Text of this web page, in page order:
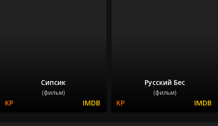
Сипсик
(фильм)
Русский Бес
(фильм)